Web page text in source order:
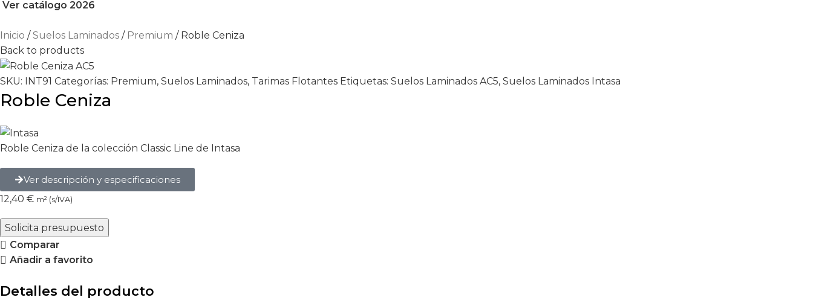
Ver catálogo 2026
Inicio Suelos Laminados Premium
Roble Ceniza
Back to products
SKU: INT91 Categorías: Premium, Suelos Laminados, Tarimas Flotantes Etiquetas: Suelos Laminados AC5, Suelos Laminados Intasa
Roble Ceniza
Roble Ceniza de la colección Classic Line de Intasa
Ver descripción y especificaciones
12,40 € m² (s/IVA)
Solicita presupuesto
Comparar
Añadir a favorito
Detalles del producto